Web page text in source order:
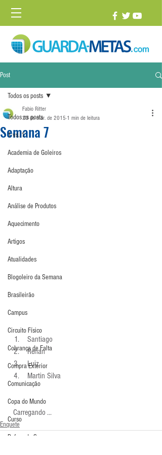
Post
Todos os posts
1 vs. 1
Academia de Goleiros
Adaptação
Altura
Análise de Produtos
Aquecimento
Artigos
Atualidades
Blogoleiro da Semana
Brasileirão
Campus
Circuito Físico
Cobrança de Falta
Compra Exterior
Comunicação
Copa do Mundo
Curso
Defesa da Semana
Todos os posts
Semana 7
Fabio Ritter
23 de mar. de 2015 1 min de leitura
Santiago
Renan
Luiz
Martin Silva
  Carregando ...
Enquete